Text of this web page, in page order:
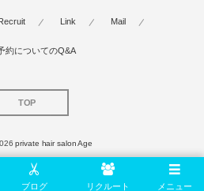
Recruit Link Mail
約についてのQ&A
TOP
private hair salon Age
メニュー
ブログ リクルート